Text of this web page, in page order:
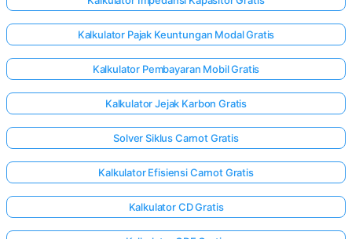
Masuk
Kalkulator Pajak Keuntungan Modal Gratis
Kalkulator Pembayaran Mobil Gratis
Kalkulator Jejak Karbon Gratis
Solver Siklus Carnot Gratis
Kalkulator Efisiensi Carnot Gratis
Kalkulator CD Gratis